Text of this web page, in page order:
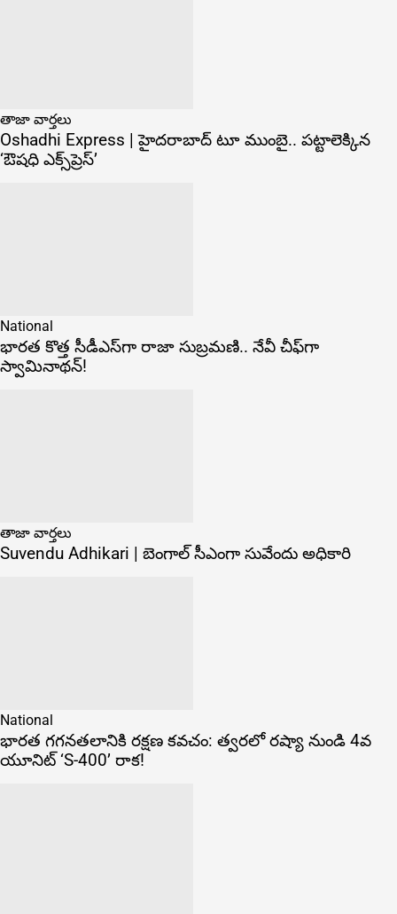
తాజా వార్తలు
Oshadhi Express | హైదరాబాద్ టూ ముంబై.. పట్టాలెక్కిన
‘ఔషధి ఎక్స్‌ప్రెస్’
National
భారత కొత్త సీడీఎస్‌గా రాజా సుబ్రమణి.. నేవీ చీఫ్‌గా
స్వామినాథన్!
తాజా వార్తలు
Suvendu Adhikari | బెంగాల్ సీఎంగా సువేందు అధికారి
National
భారత గగనతలానికి రక్షణ కవచం: త్వరలో రష్యా నుండి 4వ
యూనిట్ ‘S-400’ రాక!